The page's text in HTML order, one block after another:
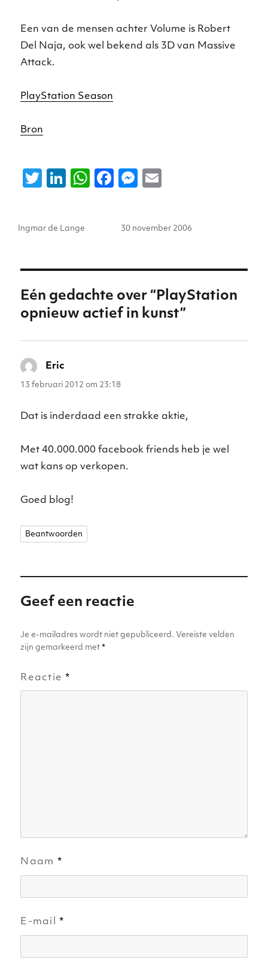
Een van de mensen achter Volume is Robert
Del Naja, ook wel bekend als 3D van Massive
Attack.
PlayStation Season
Bron
T
te
Li
e
n
W
p
p
F
e
o
o
k
M
e
g
er
l
Auteur
Ingmar de Lange
Geplaatst
30 november 2006
Eén gedachte over “PlayStation
opnieuw actief in kunst”
Eric
13 februari 2012 om 23:18
Dat is inderdaad een strakke aktie,
Met 40.000.000 facebook friends heb je wel
wat kans op verkopen.
Goed blog!
Beantwoorden
Geef een reactie
Je e-mailadres wordt niet gepubliceerd. Vereiste velden
zijn gemarkeerd met*
Reactie*
Naam *
E-mail*